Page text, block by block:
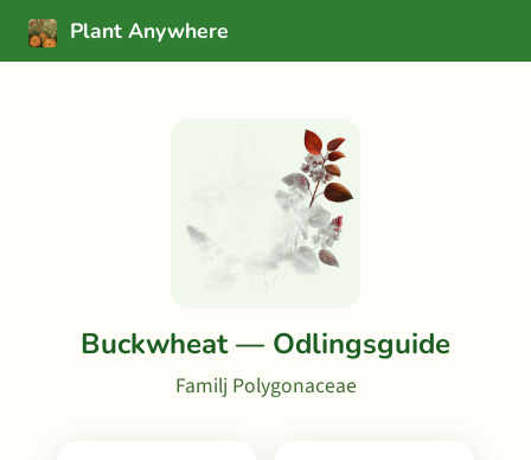
Plant Anywhere
Buckwheat — Odlingsguide
Familj Polygonaceae